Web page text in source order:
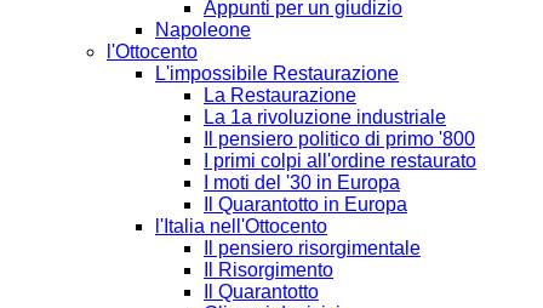
Appunti per un giudizio
Napoleone
l'Ottocento
L'impossibile Restaurazione
La Restaurazione
La 1a rivoluzione industriale
Il pensiero politico di primo '800
I primi colpi all'ordine restaurato
I moti del '30 in Europa
Il Quarantotto in Europa
l'Italia nell'Ottocento
Il pensiero risorgimentale
Il Risorgimento
Il Quarantotto